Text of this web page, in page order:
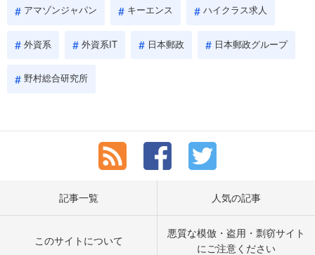
アマゾンジャパン キーエンス ハイクラス求人
外資系 外資系IT 日本郵政 日本郵政グループ
野村総合研究所
記事一覧 人気の記事
このサイトについて
悪質な模倣・盗用・剽窃サイト
にご注意ください